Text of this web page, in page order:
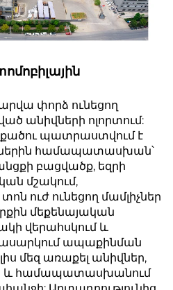
փորձ ունեցող
անիվների ոլորտում:
պատրաստվում է
համապատասխան՝
բացվածք, եզրի
մշակում,
ուժ ունեցող մամլիչներ
մեքենայական
վերահսկում և
ապաքինման
մեզ առաքել անիվներ,
և համապատասխանում